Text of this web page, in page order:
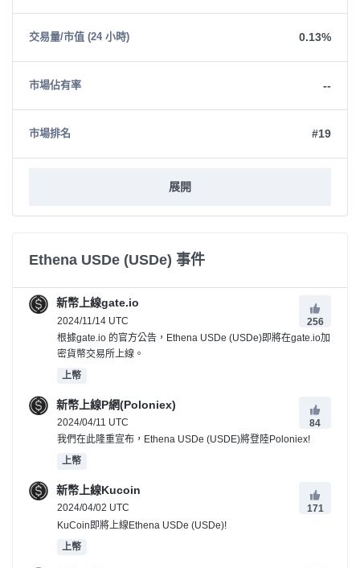
交易量/市值 (24 小時) 0.13%
市場佔有率 --
市場排名 #19
展開
Ethena USDe (USDe) 事件
新幣上線gate.io
2024/11/14 UTC
256
根據gate.io 的官方公告，Ethena USDe (USDe)即將在gate.io加
密貨幣交易所上線。
上幣
新幣上線P網(Poloniex)
2024/04/11 UTC
84
我們在此隆重宣布，Ethena USDe (USDE)將登陸Poloniex!
上幣
新幣上線Kucoin
2024/04/02 UTC
171
KuCoin即將上線Ethena USDe (USDe)!
上幣